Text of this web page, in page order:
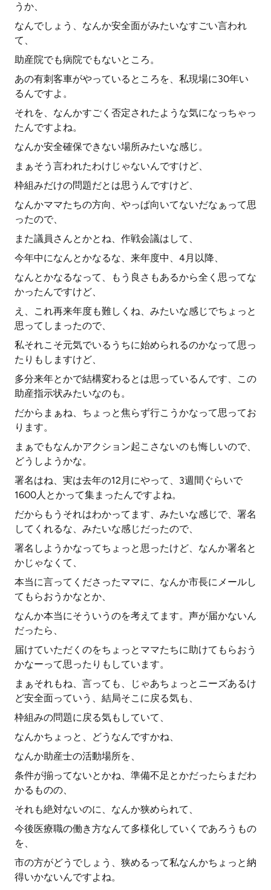
うか、
なんでしょう、なんか安全面がみたいなすごい言われ
て、
助産院でも病院でもないところ。
あの有刺客車がやっているところを、私現場に30年い
るんですよ。
それを、なんかすごく否定されたような気になっちゃっ
たんですよね。
なんか安全確保できない場所みたいな感じ。
まぁそう言われたわけじゃないんですけど、
枠組みだけの問題だとは思うんですけど、
なんかママたちの方向、やっぱ向いてないだなぁって思
ったので、
また議員さんとかとね、作戦会議はして、
今年中になんとかなるな、来年度中、4月以降、
なんとかなるなって、もう良さもあるから全く思ってな
かったんですけど、
え、これ再来年度も難しくね、みたいな感じでちょっと
思ってしまったので、
私それこそ元気でいるうちに始められるのかなって思っ
たりもしますけど、
多分来年とかで結構変わるとは思っているんです、この
助産指示状みたいなのも。
だからまぁね、ちょっと焦らず行こうかなって思ってお
ります。
まぁでもなんかアクション起こさないのも悔しいので、
どうしようかな。
署名はね、実は去年の12月にやって、3週間ぐらいで
1600人とかって集まったんですよね。
だからもうそれはわかってます、みたいな感じで、署名
してくれるな、みたいな感じだったので、
署名しようかなってちょっと思ったけど、なんか署名と
かじゃなくて、
本当に言ってくださったママに、なんか市長にメールし
てもらおうかなとか、
なんか本当にそういうのを考えてます。声が届かないん
だったら、
届けていただくのをちょっとママたちに助けてもらおう
かなーって思ったりもしています。
まぁそれもね、言っても、じゃあちょっとニーズあるけ
ど安全面っていう、結局そこに戻る気も、
枠組みの問題に戻る気もしていて、
なんかちょっと、どうなんですかね、
なんか助産士の活動場所を、
条件が揃ってないとかね、準備不足とかだったらまだわ
かるものの、
それも絶対ないのに、なんか狭められて、
今後医療職の働き方なんて多様化していくであろうもの
を、
市の方がどうでしょう、狭めるって私なんかちょっと納
得いかないんですよね。